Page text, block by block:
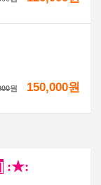
원 150,000원
:★: